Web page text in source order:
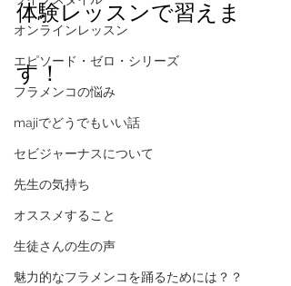
オンラインレッスン
エピソード・ゼロ・シリーズ
フラメンコの悩み
majiでどうでもいい話
セビジャーナスについて
先生の気持ち
オススメすること
生徒さんの生の声
魅力的なフラメンコを踊るためには？？
体験レッスンで習えま
す！